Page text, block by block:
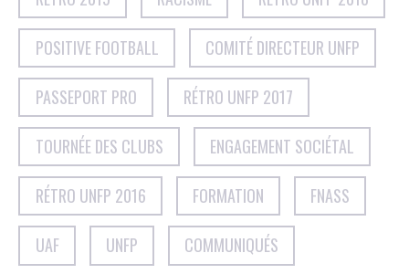
POSITIVE FOOTBALL COMITÉ DIRECTEUR UNFP
PASSEPORT PRO RÉTRO UNFP 2017
TOURNÉE DES CLUBS ENGAGEMENT SOCIÉTAL
RÉTRO UNFP 2016 FORMATION FNASS
UAF UNFP COMMUNIQUÉS